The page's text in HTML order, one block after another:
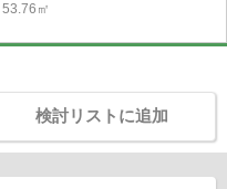
㎡
検討リストに追加